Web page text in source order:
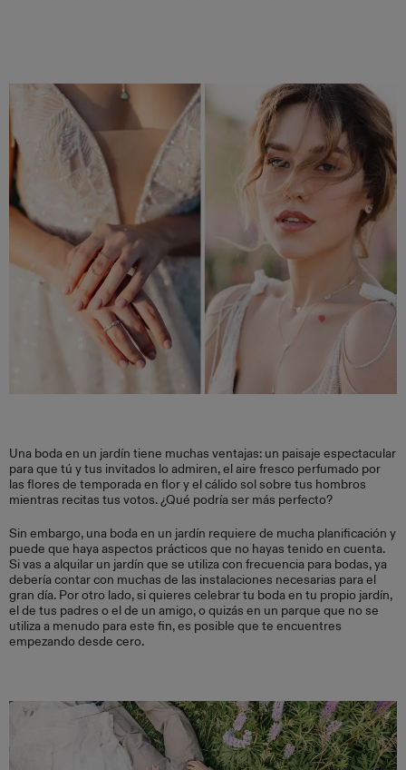
Una boda en un jardín tiene muchas ventajas: un paisaje espectacular
para que tú y tus invitados lo admiren, el aire fresco perfumado por
las flores de temporada en flor y el cálido sol sobre tus hombros
mientras recitas tus votos. ¿Qué podría ser más perfecto?
Sin embargo, una boda en un jardín requiere de mucha planificación y
puede que haya aspectos prácticos que no hayas tenido en cuenta.
Si vas a alquilar un jardín que se utiliza con frecuencia para bodas, ya
debería contar con muchas de las instalaciones necesarias para el
gran día. Por otro lado, si quieres celebrar tu boda en tu propio jardín,
el de tus padres o el de un amigo, o quizás en un parque que no se
utiliza a menudo para este fin, es posible que te encuentres
empezando desde cero.